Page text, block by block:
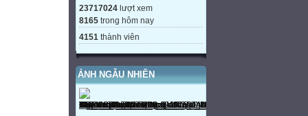
23717024 lượt xem
8165 trong hôm nay
4151 thành viên
ẢNH NGẪU NHIÊN